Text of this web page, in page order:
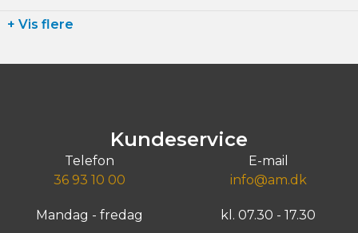
+ Vis flere
Kundeservice
Telefon
36 93 10 00
E-mail
info@am.dk
Mandag - fredag kl. 07.30 - 17.30